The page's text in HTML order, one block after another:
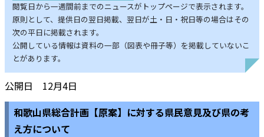
閲覧日から一週間前までのニュースがトップページで表示されます。
原則として、提供日の翌日掲載、翌日が土・日・祝日等の場合はその
次の平日に掲載されます。
公開している情報は資料の一部（図表や冊子等）を掲載していないこ
とがあります。
公開日 12月4日
和歌山県総合計画【原案】に対する県民意見及び県の考
え方について